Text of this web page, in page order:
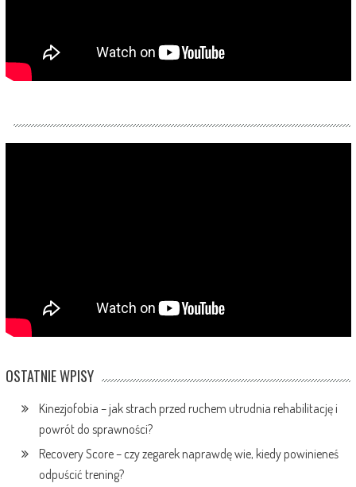
OSTATNIE WPISY
Kinezjofobia – jak strach przed ruchem utrudnia rehabilitację i
powrót do sprawności?
Recovery Score – czy zegarek naprawdę wie, kiedy powinieneś
odpuścić trening?